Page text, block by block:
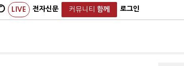
LIVE 전자신문 커뮤니티 함께 로그인